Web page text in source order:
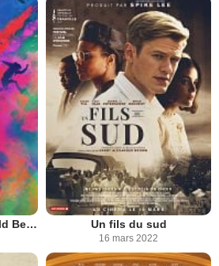
The Walking Dead: World Beyond Un fils du sud
16 mars 2022